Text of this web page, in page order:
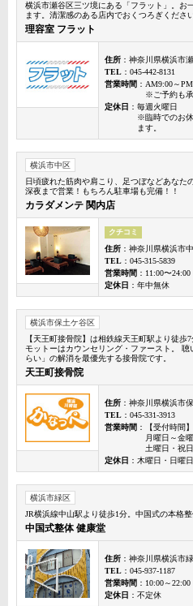
横浜市瀬谷区三ツ境にある「フラット」。お
ます。清潔感のある店内でおくつろぎください
理容室 フラット
住所 ：神奈川県横浜市
TEL ：045-442-8131
営業時間 ：AM9:00～
※ご予約も承
定休日 ：毎週火曜日
※臨時でのお
ます。
横浜市中区
日頃疲れた筋肉や肩こり、足つぼなどあなた
深夜まで営業！もちろん駐車場も完備！！
カラダメンテ 関内店
クチコミ
住所 ：神奈川県横浜市
TEL ：045-315-5839
営業時間 ：11:00〜
定休日 ：年中無休
横浜市保土ケ谷区
【天王町接骨院】は相鉄線天王町駅より徒歩7
モットーはカウンセリング・ファースト。
らい」の解消を最優先する接骨院です。
天王町接骨院
住所 ：神奈川県横浜市
TEL ：045-331-3913
営業時間 ：【受付時間】
月曜日～金
土曜日・祝
定休日 ：木曜日・日曜日
横浜市緑区
JR横浜線中山駅より徒歩1分。中国式の本格
中国式整体 健康堂
住所 ：神奈川県横浜市
TEL ：045-937-1187
営業時間 ：10:00～22:00
定休日 ：不定休